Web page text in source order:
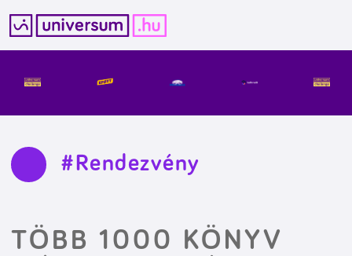
tartalomba
#Rendezvény
TÖBB 1000 KÖNYV